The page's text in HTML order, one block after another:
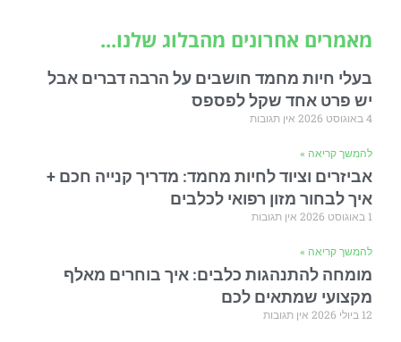
מאמרים אחרונים מהבלוג שלנו...
בעלי חיות מחמד חושבים על הרבה דברים אבל
יש פרט אחד שקל לפספס
4 באוגוסט 2026 אין תגובות
להמשך קריאה »
אביזרים וציוד לחיות מחמד: מדריך קנייה חכם +
איך לבחור מזון רפואי לכלבים
1 באוגוסט 2026 אין תגובות
להמשך קריאה »
מומחה להתנהגות כלבים: איך בוחרים מאלף
מקצועי שמתאים לכם
12 ביולי 2026 אין תגובות